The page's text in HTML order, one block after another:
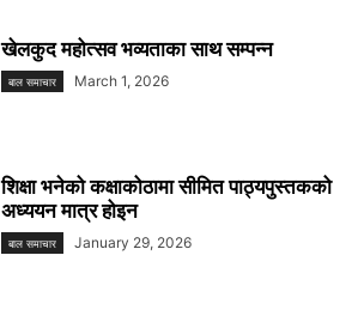
खेलकुद महोत्सव भव्यताका साथ सम्पन्न
बाल समाचार March 1, 2026
शिक्षा भनेको कक्षाकोठामा सीमित पाठ्यपुस्तकको
अध्ययन मात्र होइन
बाल समाचार January 29, 2026